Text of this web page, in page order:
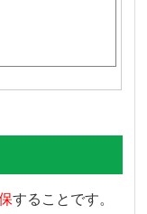
することです。